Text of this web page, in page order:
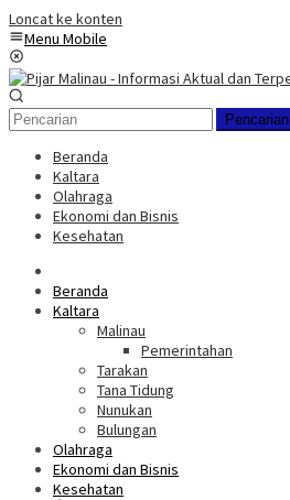
Loncat ke konten
Menu Mobile
Pencarian
Beranda
Kaltara
Olahraga
Ekonomi dan Bisnis
Kesehatan
Beranda
Kaltara
Malinau
Pemerintahan
Tarakan
Tana Tidung
Nunukan
Bulungan
Olahraga
Ekonomi dan Bisnis
Kesehatan